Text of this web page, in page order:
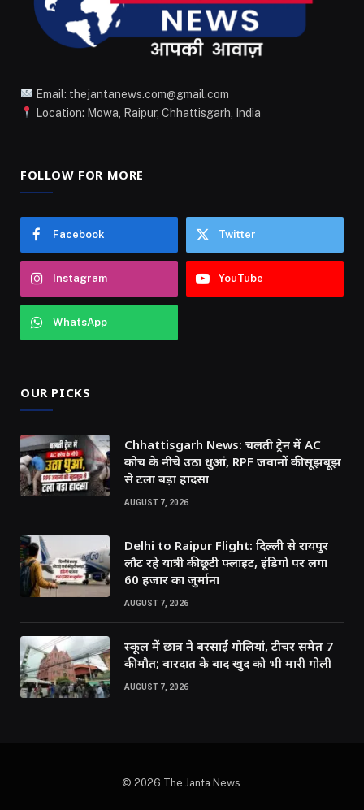
Email: thejantanews.com@gmail.com
Location: Mowa, Raipur, Chhattisgarh, India
FOLLOW FOR MORE
Facebook Twitter
Instagram YouTube
WhatsApp
OUR PICKS
Chhattisgarh News: चलती ट्रेन में AC
कोच के नीचे उठा धुआं, RPF जवानों की सूझबूझ
से टला बड़ा हादसा
AUGUST 7, 2026
Delhi to Raipur Flight: दिल्ली से रायपुर
लौट रहे यात्री की छूटी फ्लाइट, इंडिगो पर लगा
60 हजार का जुर्माना
AUGUST 7, 2026
स्कूल में छात्र ने बरसाईं गोलियां, टीचर समेत 7
की मौत; वारदात के बाद खुद को भी मारी गोली
AUGUST 7, 2026
© 2026 The Janta News.